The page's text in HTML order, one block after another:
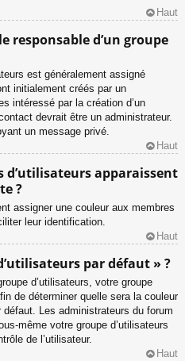
Haut
responsable d’un groupe
est généralement assigné
initialement créés par un
intéressé par la création d’un
devrait être un administrateur.
un message privé.
Haut
d’utilisateurs apparaissent
?
assigner une couleur aux membres
leur identification.
Haut
par défaut » ?
d’utilisateurs, votre groupe
de déterminer quelle sera la couleur
Les administrateurs du forum
même votre groupe d’utilisateurs
de l’utilisateur.
Haut